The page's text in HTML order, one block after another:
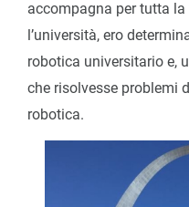
accompagna per tutta
l’università, ero
robotica universitario e,
che risolvesse problemi
robotica.